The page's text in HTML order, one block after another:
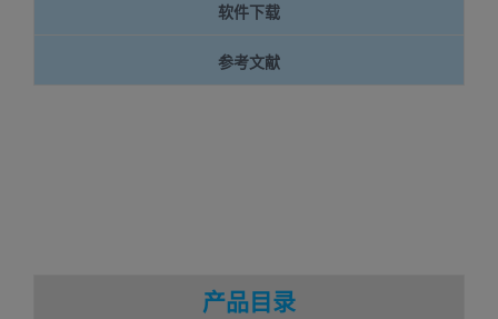
软件下载
参考文献
产品目录